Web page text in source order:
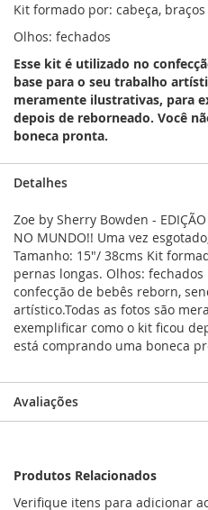
Kit formado por: cabeça,
Olhos: fechados
Esse kit é utilizado no
base para o seu trabalho
meramente ilustrativas, para
depois de reborneado. Você
boneca pronta.
Detalhes
Zoe by Sherry Bowden - EDIÇÃO
NO MUNDO!! Uma vez
Tamanho: 15"/ 38cms Kit
pernas longas. Olhos:
confecção de bebês reborn,
artístico.Todas as fotos são
exemplificar como o kit ficou
está comprando uma boneca
Avaliações
Produtos Relacionados
Verifique itens para adicionar